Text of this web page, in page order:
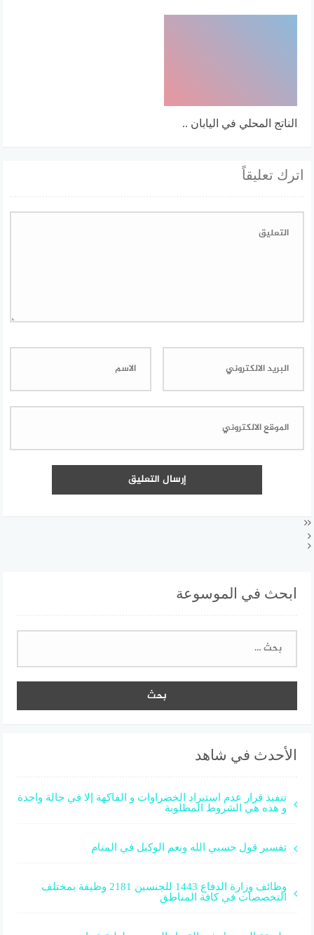
الناتج المحلي في اليابان ..
اترك تعليقاً
ابحث في الموسوعة
البحث
الأحدث في شاهد
تنفيذ قرار عدم استيراد الخضراوات و الفاكهة إلا في حالة واحدة
و هذه هي الشروط المطلوبة
تفسير قول حسبي الله ونعم الوكيل في المنام
وظائف وزارة الدفاع 1443 للجنسين 2181 وظيفة بمختلف
التخصصات في كافة المناطق